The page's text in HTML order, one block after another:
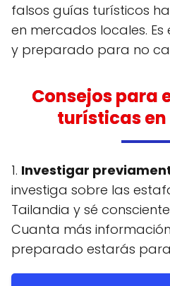
falsos guías turísticos
en mercados locales.
y preparado para no
Consejos para
turísticas
1. Investigar
investiga sobre las
Tailandia y sé
Cuanta más
preparado estarás